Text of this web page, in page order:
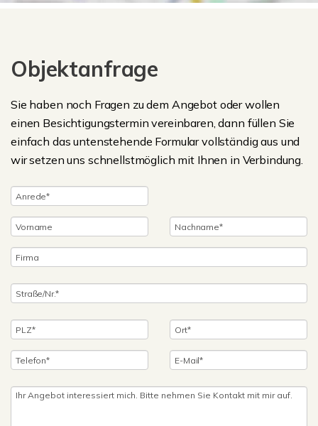
Objektanfrage
Sie haben noch Fragen zu dem Angebot oder wollen
einen Besichtigungstermin vereinbaren, dann füllen Sie
einfach das untenstehende Formular vollständig aus und
wir setzen uns schnellstmöglich mit Ihnen in Verbindung.